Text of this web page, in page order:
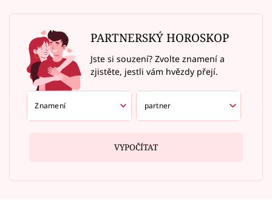
PARTNERSKÝ HOROSKOP
Jste si souzení? Zvolte znamení a
zjistěte, jestli vám hvězdy přejí.
VYPOČÍTAT